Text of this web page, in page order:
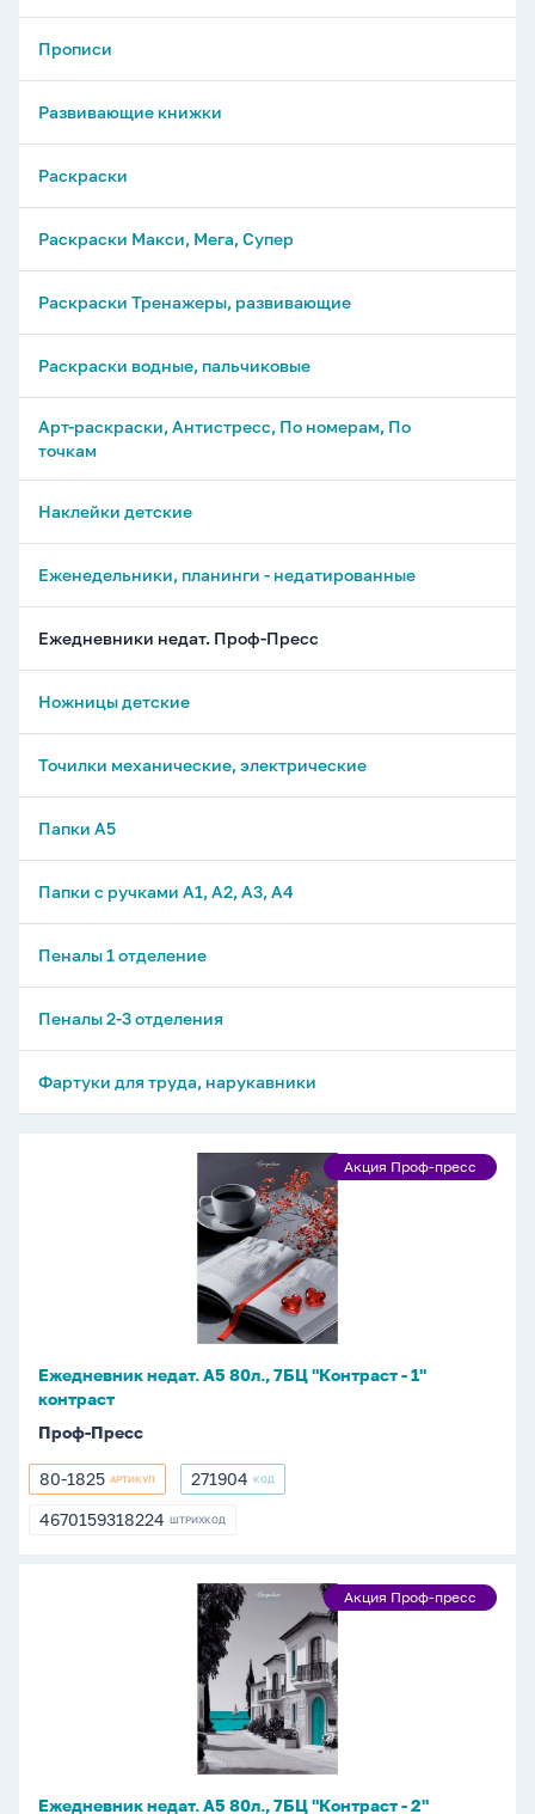
Прописи
Развивающие книжки
Раскраски
Раскраски Макси, Мега, Супер
Раскраски Тренажеры, развивающие
Раскраски водные, пальчиковые
Арт-раскраски, Антистресс, По номерам, По
точкам
Наклейки детские
Еженедельники, планинги - недатированные
Ежедневники недат. Проф-Пресс
Ножницы детские
Точилки механические, электрические
Папки А5
Папки с ручками А1, А2, А3, А4
Пеналы 1 отделение
Пеналы 2-3 отделения
Фартуки для труда, нарукавники
контраст
Акция
Акция Проф-пресс
Ежедневник недат. А5 80л., 7БЦ "Контраст - 1"
контраст
Проф-Пресс
80-
1825
80-1825 АРТИКУЛ 271904
271904 КОД
4670159318224
4670159318224 ШТРИХКОД
Акция
Акция Проф-пресс
Ежедневник недат. А5 80л., 7БЦ "Контраст - 2"